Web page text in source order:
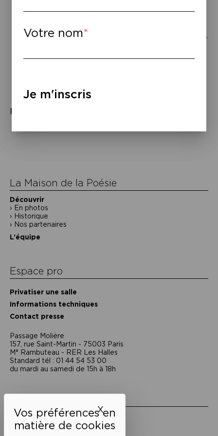
XMasquer le bandeau des
écouter –
de Lucie,
particulière », PO Box/ Sony Music, 2015.
Navigation
La Maison de la Poésie
Découvrir
En photos
Historique
Nos partenaires
L’équipe
Espace pro
Privatiser une salle
Informations techniques
Contact presse
Passage Moliėre
157, rue Saint-Martin - 75003 Paris
M° Rambuteau - RER Les Halles
Standard tél : 01 44 54 53 00
du mardi au samedi de 15h à 18h
Mentions légales
Politique de confidentialité
Votre nom
Je m'inscris